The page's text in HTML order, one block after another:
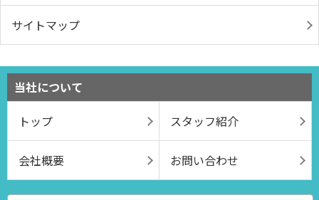
サイトマップ
当社について
トップ
スタッフ紹介
会社概要 お問い合わせ